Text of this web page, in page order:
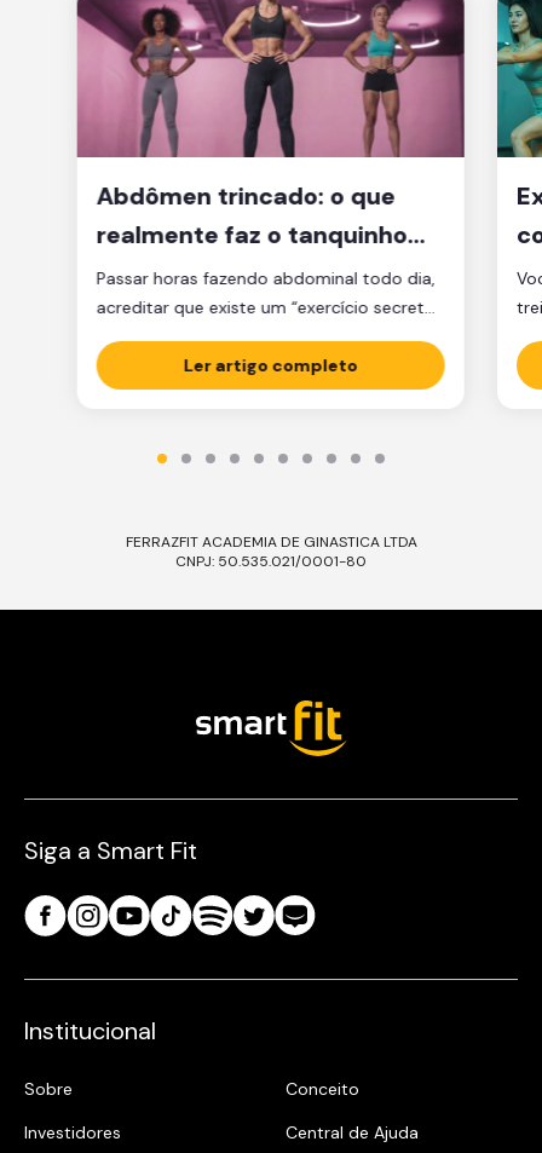
Abdômen trincado: o que
realmente faz o tanquinho
aparecer?
Passar horas fazendo abdominal todo dia,
acreditar que existe um “exercício secreto”
para secar a barriga ou ficar obcecado
com a balança são caminhos que muita
gente percorre, mas que raramente levam
falta de estratégia. A verdade é que o
Ler artigo completo
FERRAZFIT ACADEMIA DE GINASTICA LTDA
CNPJ: 50.535.021/0001-80
Siga a Smart Fit
Institucional
Sobre
Conceito
Investidores
Central de Ajuda